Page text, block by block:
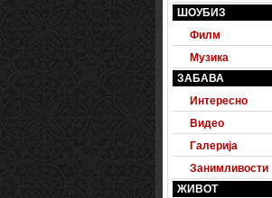
ШОУБИЗ
Филм
Музика
ЗАБАВА
Интересно
Видео
Галерија
Занимливости
ЖИВОТ